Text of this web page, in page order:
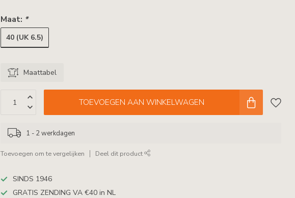
Maat: *
40 (UK 6.5)
Maattabel
TOEVOEGEN AAN WINKELWAGEN
1 - 2 werkdagen
Toevoegen om te vergelijken Deel dit product
SINDS 1946
GRATIS ZENDING VA €40 in NL